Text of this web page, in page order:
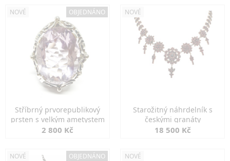
NOVÉ OBJEDNÁNO
Stříbrný prvorepublikový
prsten s velkým ametystem
2 800 Kč
NOVÉ
Starožitný náhrdelník s
českými granáty
18 500 Kč
NOVÉ OBJEDNÁNO NOVÉ